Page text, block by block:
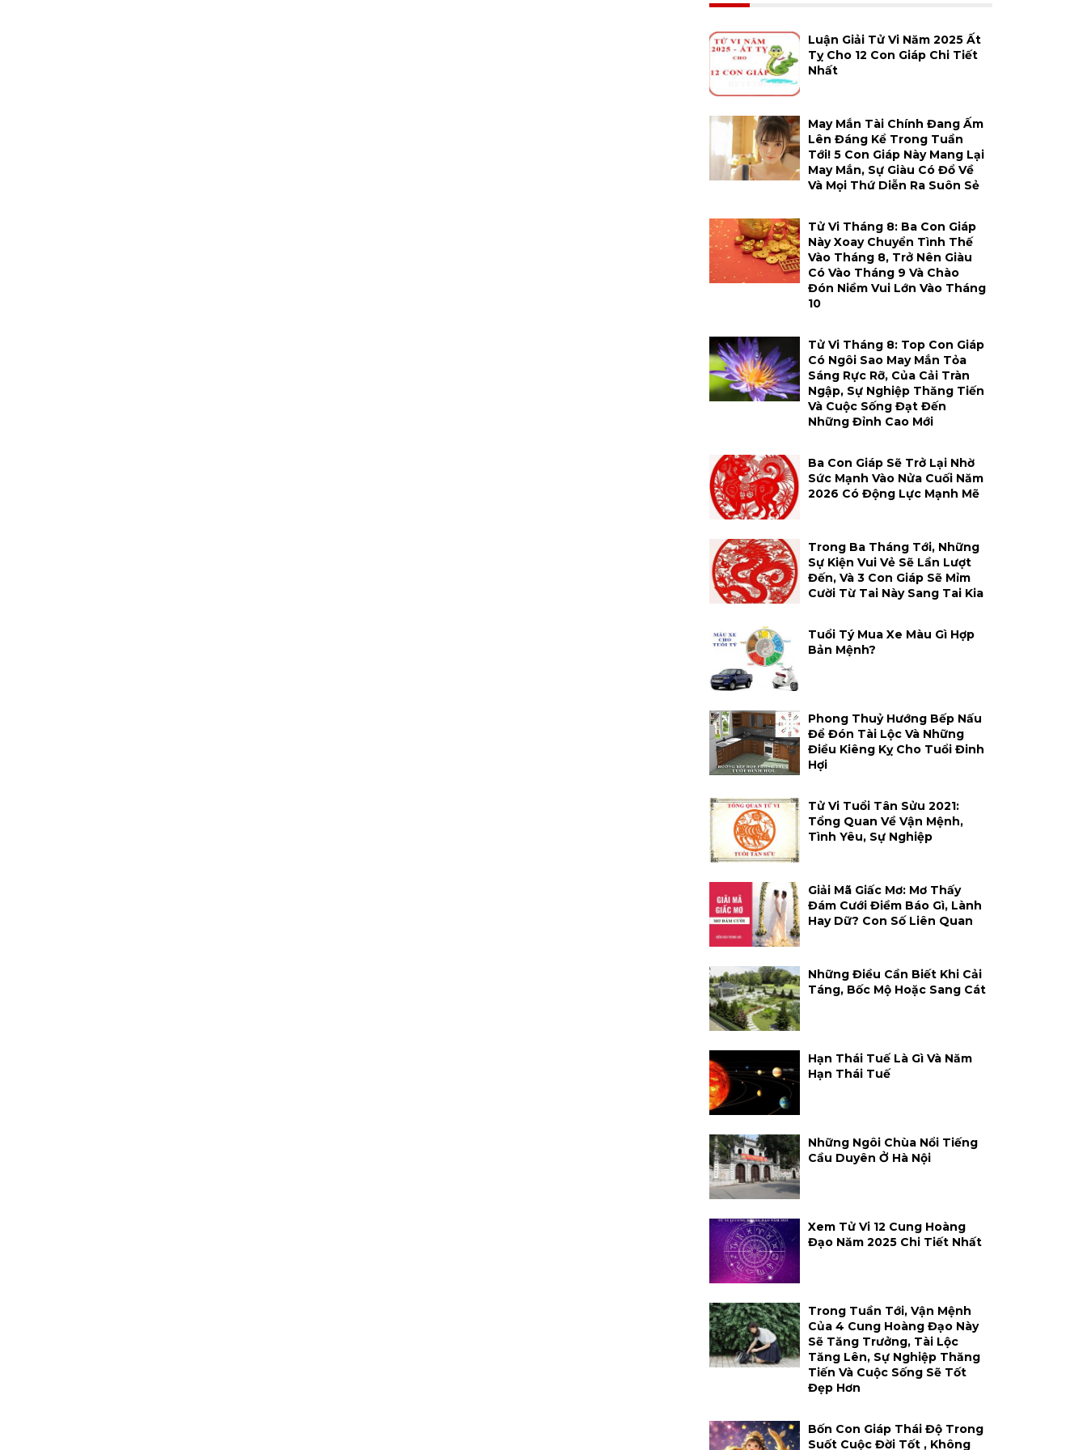
Luận Giải Tử Vi Năm 2025 Ất
Tỵ Cho 12 Con Giáp Chi Tiết
Nhất
May Mắn Tài Chính Đang Ấm
Lên Đáng Kể Trong Tuần
Tới! 5 Con Giáp Này Mang Lại
May Mắn, Sự Giàu Có Đổ Về
Và Mọi Thứ Diễn Ra Suôn Sẻ
Tử Vi Tháng 8: Ba Con Giáp
Này Xoay Chuyển Tình Thế
Vào Tháng 8, Trở Nên Giàu
Có Vào Tháng 9 Và Chào
Đón Niềm Vui Lớn Vào Tháng
10
Tử Vi Tháng 8: Top Con Giáp
Có Ngôi Sao May Mắn Tỏa
Sáng Rực Rỡ, Của Cải Tràn
Ngập, Sự Nghiệp Thăng Tiến
Và Cuộc Sống Đạt Đến
Những Đỉnh Cao Mới
Ba Con Giáp Sẽ Trở Lại Nhờ
Sức Mạnh Vào Nửa Cuối Năm
2026 Có Động Lực Mạnh Mẽ
Trong Ba Tháng Tới, Những
Sự Kiện Vui Vẻ Sẽ Lần Lượt
Đến, Và 3 Con Giáp Sẽ Mỉm
Cười Từ Tai Này Sang Tai Kia
Tuổi Tý Mua Xe Màu Gì Hợp
Bản Mệnh?
Phong Thuỷ Hướng Bếp Nấu
Để Đón Tài Lộc Và Những
Điều Kiêng Kỵ Cho Tuổi Đinh
Hợi
Tử Vi Tuổi Tân Sửu 2021:
Tổng Quan Về Vận Mệnh,
Tình Yêu, Sự Nghiệp
Giải Mã Giấc Mơ: Mơ Thấy
Đám Cưới Điềm Báo Gì, Lành
Hay Dữ? Con Số Liên Quan
Những Điều Cần Biết Khi Cải
Táng, Bốc Mộ Hoặc Sang Cát
Hạn Thái Tuế Là Gì Và Năm
Hạn Thái Tuế
Những Ngôi Chùa Nổi Tiếng
Cầu Duyên Ở Hà Nội
Xem Tử Vi 12 Cung Hoàng
Đạo Năm 2025 Chi Tiết Nhất
Trong Tuần Tới, Vận Mệnh
Của 4 Cung Hoàng Đạo Này
Sẽ Tăng Trưởng, Tài Lộc
Tăng Lên, Sự Nghiệp Thăng
Tiến Và Cuộc Sống Sẽ Tốt
Đẹp Hơn
Bốn Con Giáp Thái Độ Trong
Suốt Cuộc Đời Tốt , Không